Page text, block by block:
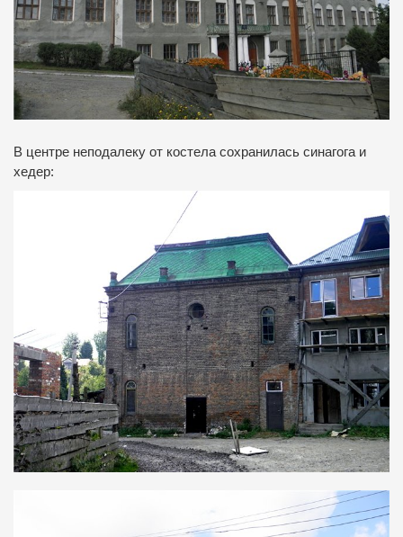
В центре неподалеку от костела сохранилась синагога и
хедер: